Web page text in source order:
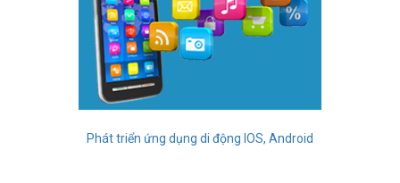
Phát triển ứng dụng di động IOS, Android